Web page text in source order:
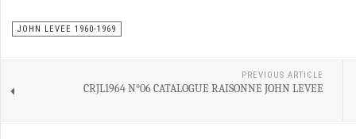
JOHN LEVEE 1960-1969
PREVIOUS ARTICLE
CRJL1964 N°06 CATALOGUE RAISONNE JOHN LEVEE